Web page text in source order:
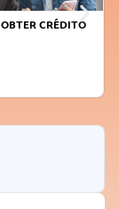
CRÉDITO